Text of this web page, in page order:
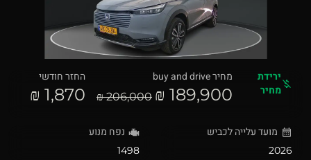
ירידת
מחיר
מחיר buy and drive
189,900 ₪
206,000 ₪
החזר חודשי
1,870 ₪
מועד עלייה לכביש
2026
נפח מנוע
1498